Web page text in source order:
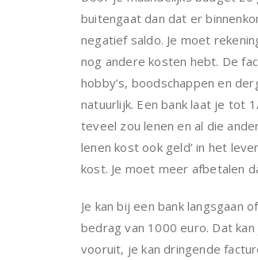
buitengaat dan dat er
negatief saldo. Je moet
nog andere kosten hebt. De
hobby’s, boodschappen en
natuurlijk. Een bank laat je tot
teveel zou lenen en al die
lenen kost ook geld’ in het
kost. Je moet meer afbetalen
Je kan bij een bank langsgaan
bedrag van 1000 euro. Dat
vooruit, je kan dringende